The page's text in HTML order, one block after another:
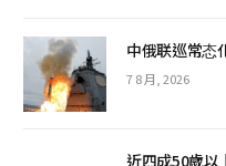
中俄联巡常态
7 8 月, 2026
近四成50歲以